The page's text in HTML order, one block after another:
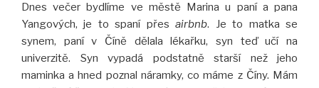
Dnes večer bydlíme ve městě Marina u paní a pana
Yangových, je to spaní přesairbnb. Je to matka se
synem, paní v Číně dělala lékařku, syn teď učí na
univerzitě. Syn vypadá podstatně starší než jeho
maminka a hned poznal náramky, co máme z Číny. Mám